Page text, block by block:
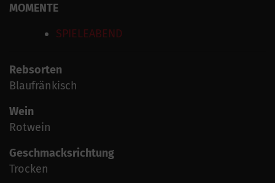
MOMENTE
SPIELEABEND
Rebsorten
Blaufränkisch
Wein
Rotwein
Geschmacksrichtung
Trocken